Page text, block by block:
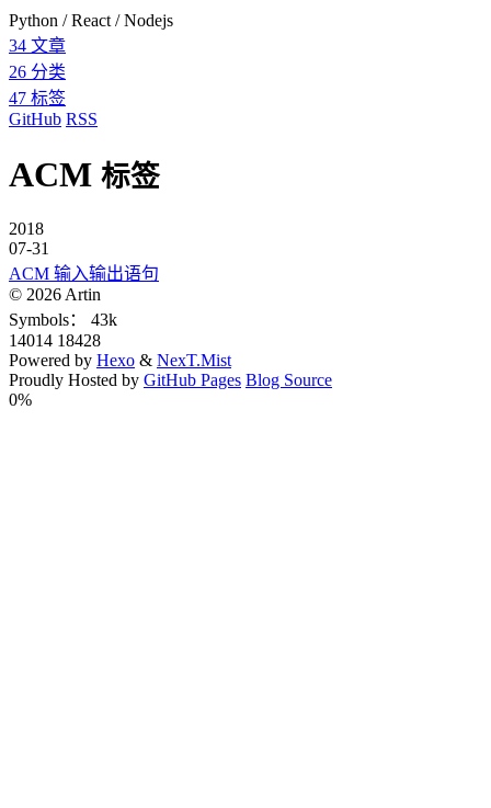
Python / React / Nodejs
34 文章
26 分类
47 标签
GitHub RSS
ACM 标签
2018
07-31
ACM 输入输出语句
© 2026 Artin
Symbols：
43k
14014 18428
Powered by Hexo & NexT.Mist
Proudly Hosted by GitHub Pages Blog Source
0%